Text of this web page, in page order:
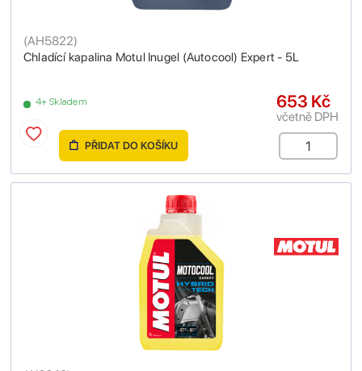
Chladící kapalina Motul Inugel (Autocool) Expert - 5L
(AH5822)
4+ Skladem 653 Kč
včetně DPH
PŘIDAT DO KOŠÍKU